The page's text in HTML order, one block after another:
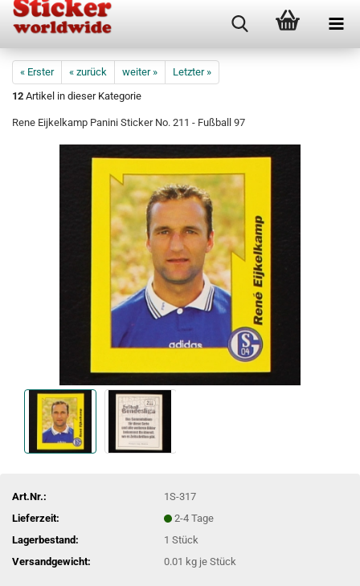
« Erster « zurück weiter »
Letzter »
12 Artikel in dieser Kategorie
Rene Eijkelkamp Panini Sticker No. 211 - Fußball 97
Art.Nr.:
1S-317
Lieferzeit:
2-4 Tage
Lagerbestand:
1Stück
Versandgewicht:
0.01 kg je Stück